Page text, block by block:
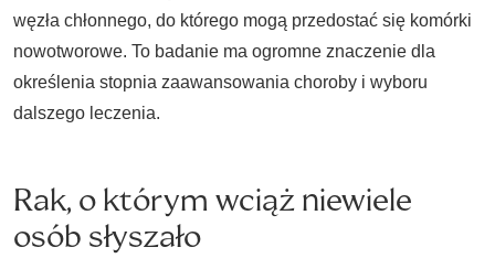
węzła chłonnego, do którego mogą przedostać się komórki
nowotworowe. To badanie ma ogromne znaczenie dla
określenia stopnia zaawansowania choroby i wyboru
dalszego leczenia.
Rak, o którym wciąż niewiele
osób słyszało